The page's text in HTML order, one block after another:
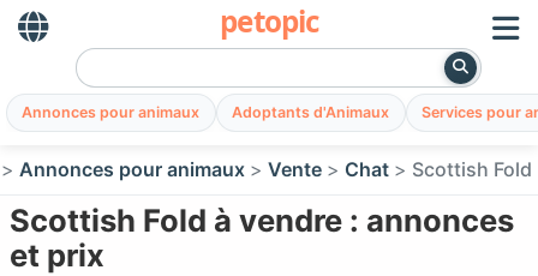
petopic
Annonces pour animaux Adoptants d'Animaux Services pour
Annonces pour animaux Vente Chat Scottish Fold
Scottish Fold à vendre : annonces
et prix